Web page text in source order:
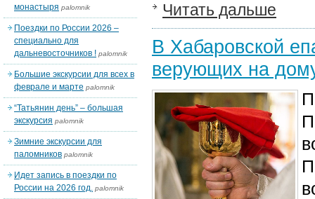
Читать дальше
В Хабаровской
верующих на
монастыря palomnik
Поездки по России 2026 –
специально для
дальневосточников ! palomnik
Большие экскурсии для всех в
феврале и марте palomnik
“Татьянин день” – большая
экскурсия palomnik
Зимние экскурсии для
паломников palomnik
Идет запись в поездки по
России на 2026 год. palomnik